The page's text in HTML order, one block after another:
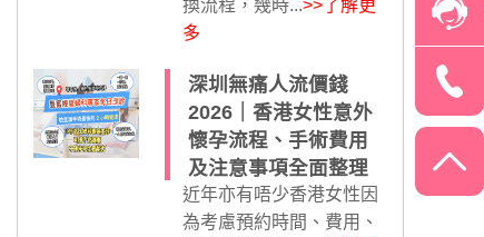
換流程，幾時...>>了解更
多
深圳無痛人流價錢
2026｜香港女性意外
懷孕流程、手術費用
及注意事項全面整理
近年亦有唔少香港女性因
為考慮預約時間、費用、